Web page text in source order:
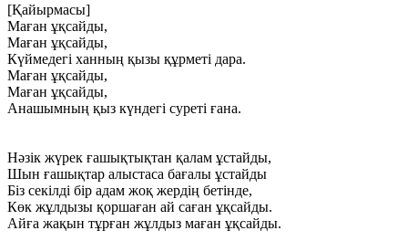
[Қайырмасы]
Маған ұқсайды,
Маған ұқсайды,
Күймедегі ханның қызы құрметі дара.
Маған ұқсайды,
Маған ұқсайды,
Анашымның қыз күндегі суреті ғана.
Нәзік жүрек ғашықтықтан қалам ұстайды,
Шын ғашықтар алыстаса бағалы ұстайды
Біз секілді бір адам жоқ жердің бетінде,
Көк жұлдызы қоршаған ай саған ұқсайды.
Айға жақын тұрған жұлдыз маған ұқсайды.